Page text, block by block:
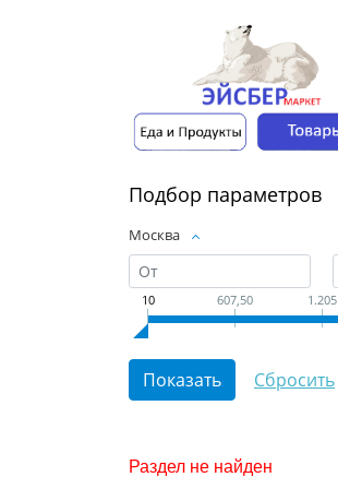
Подбор параметров
Москва
10 607,50 1.205
Раздел не найден